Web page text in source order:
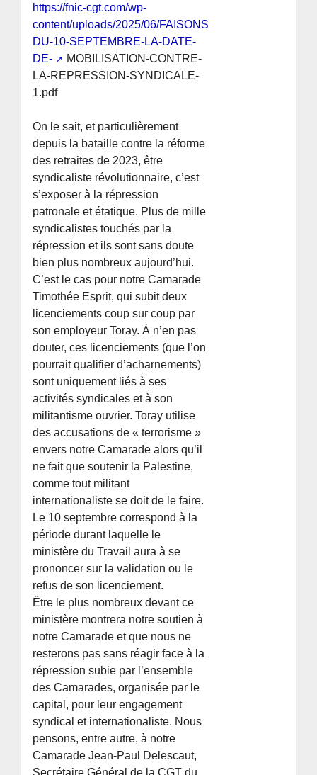
https://fnic-cgt.com/wp-
content/uploads/2025/06/FAISONS-
DU-10-SEPTEMBRE-LA-DATE-
DE-
MOBILISATION-CONTRE-
LA-REPRESSION-SYNDICALE-
1.pdf
On le sait, et particulièrement
depuis la bataille contre la réforme
des retraites de 2023, être
syndicaliste révolutionnaire, c’est
s’exposer à la répression
patronale et étatique. Plus de mille
syndicalistes touchés par la
répression et ils sont sans doute
bien plus nombreux aujourd’hui.
C’est le cas pour notre Camarade
Timothée Esprit, qui subit deux
licenciements coup sur coup par
son employeur Toray. À n’en pas
douter, ces licenciements (que l’on
pourrait qualifier d’acharnements)
sont uniquement liés à ses
activités syndicales et à son
militantisme ouvrier. Toray utilise
des accusations de « terrorisme »
envers notre Camarade alors qu’il
ne fait que soutenir la Palestine,
comme tout militant
internationaliste se doit de le faire.
Le 10 septembre correspond à la
période durant laquelle le
ministère du Travail aura à se
prononcer sur la validation ou le
refus de son licenciement.
Être le plus nombreux devant ce
ministère montrera notre soutien à
notre Camarade et que nous ne
resterons pas sans réagir face à la
répression subie par l’ensemble
des Camarades, organisée par le
capital, pour leur engagement
syndical et internationaliste. Nous
pensons, entre autre, à notre
Camarade Jean-Paul Delescaut,
Secrétaire Général de la CGT du